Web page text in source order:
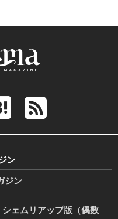
ン
ジン
ェムリアップ版（偶数